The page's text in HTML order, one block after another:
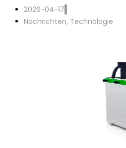
2026-04-17
Nachrichten, Technologie